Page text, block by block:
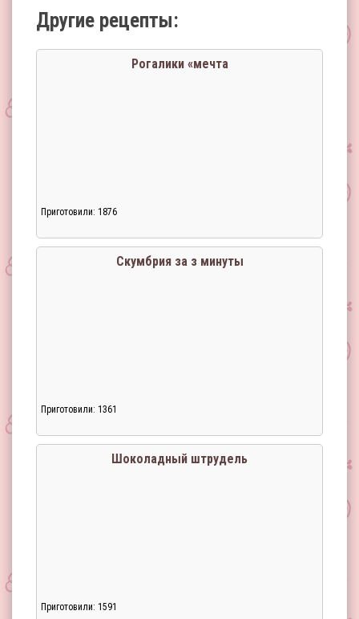
Другие рецепты:
Рогалики «мечта
Приготовили: 1876
Скумбрия за з минуты
Приготовили: 1361
Шоколадный штрудель
Приготовили: 1591